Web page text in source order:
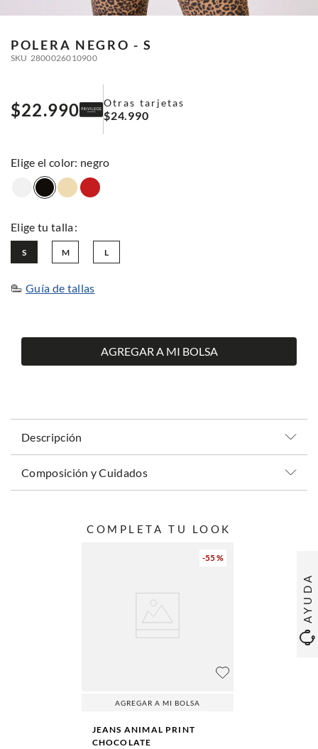
AYUDA
POLERA NEGRO - S
SKU 2800026010900
$22.990 Otras tarjetas
$24.990
: negro
L
M
S
Guía de tallas
AGREGAR A MI BOLSA
Descripción
Composición y Cuidados
COMPLETA TU LOOK
-55 %
AGREGAR A MI BOLSA
JEANS ANIMAL PRINT
CHOCOLATE